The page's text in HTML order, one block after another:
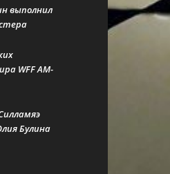
выполнил
WFF AM-
Булина